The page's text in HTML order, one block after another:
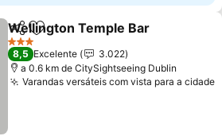
PartilharAdicionar aos favoritos
Wellington Temple Bar
3 Estrelas
8,5 Excelente
3.022
a 0.6 km de CitySightseeing Dublin
Varandas versáteis com vista para a cidade